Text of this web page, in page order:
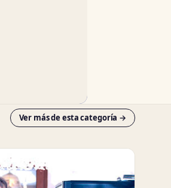
Ver más de esta categoría →